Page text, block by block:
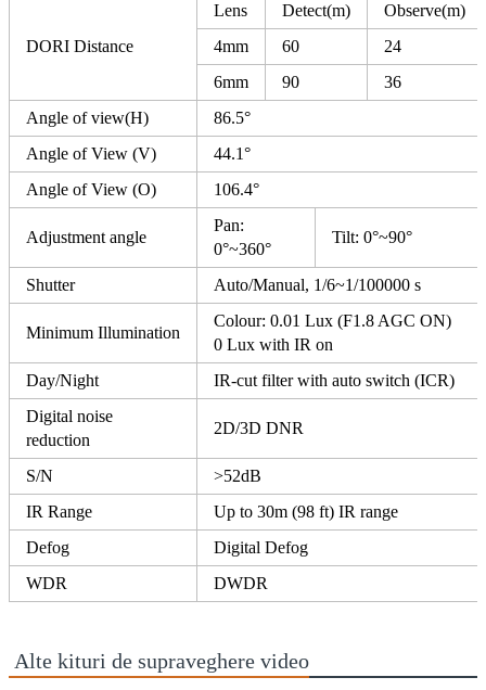
DORI Distance
Lens Detect(m)
Observe(m)
4mm
60
24
6mm
90
36
Angle of view(H)
86.5°
Angle of View (V)
44.1°
Angle of View (O)
106.4°
Adjustment angle
Pan:
0°~360°
Tilt: 0°~90°
Shutter Auto/Manual, 1/6~1/100000 s
Minimum Illumination
Colour: 0.01 Lux (F1.8 AGC ON)
0 Lux with IR on
Day/Night
IR-cut filter with auto switch (ICR)
Digital noise
reduction
2D/3D DNR
S/N
>52dB
IR Range
Up to 30m (98 ft) IR range
Defog
Digital Defog
WDR
DWDR
Alte kituri de supraveghere video